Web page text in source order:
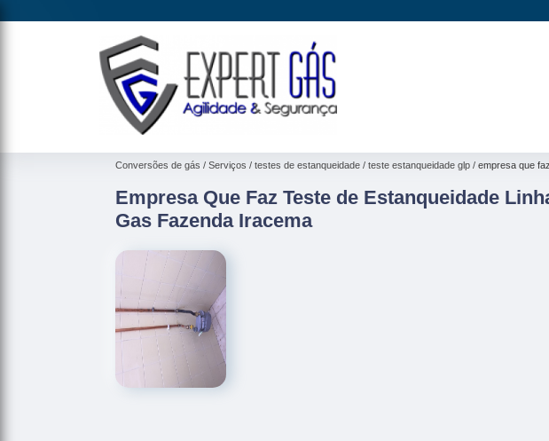
Conversões de gás Serviços testes de estanqueidade teste estanqueidade glp empresa que
Empresa Que Faz Teste de Estanqueidade
Gas Fazenda Iracema